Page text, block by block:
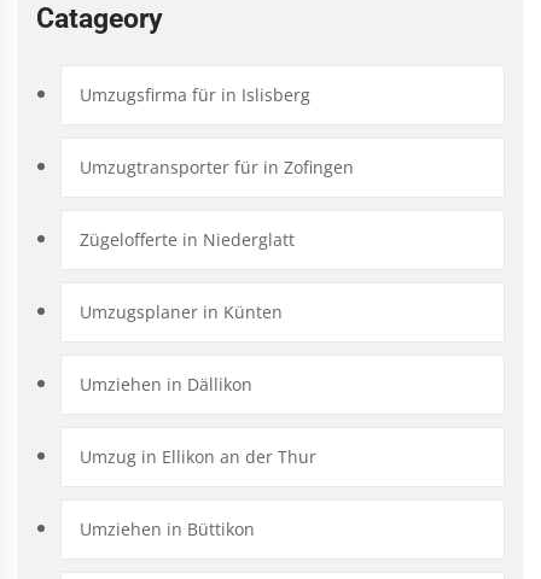
Catageory
Umzugsfirma für in Islisberg
Umzugtransporter für in Zofingen
Zügelofferte in Niederglatt
Umzugsplaner in Künten
Umziehen in Dällikon
Umzug in Ellikon an der Thur
Umziehen in Büttikon